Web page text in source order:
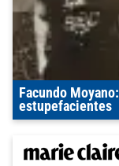
Facundo
estupefacientes